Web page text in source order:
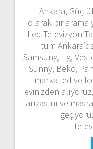
Ankara,
olarak bir arama
Led Televizyon
tüm
Samsung, Lg,
Sunny, Beko,
marka led ve
evinizden
arızasını ve